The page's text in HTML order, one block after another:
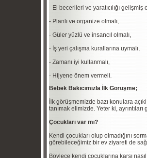
- El becerileri ve yaratıcılığı gelişmiş
- Planlı ve organize olmalı,
- Güler yüzlü ve insancıl olmalı,
- İş yeri çalışma kurallarına uymalı,
- Zamanı iyi kullanmalı,
- Hijyene önem vermeli.
Bebek Bakıcımızla İlk Görüşme;
İlk görüşmemizde bazı konulara
tanımak elimizde. Yeter ki, ayrıntıları
Çocukları var mı?
Kendi çocukları olup olmadığını
görebileceğimiz bir ev ziyareti de
Böylece kendi çocuklarına karşı